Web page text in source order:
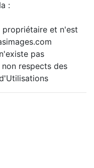
:
et n'est
pas
respects des